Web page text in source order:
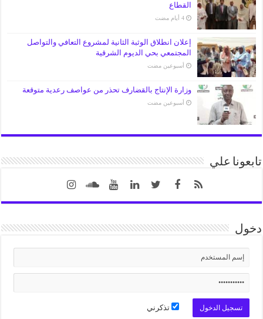
القطاع
‏4 أيام مضت
إعلان انطلاق الوثبة الثانية لمشروع التعافي والتواصل
المجتمعي بحي الديوم الشرقية
‏أسبوعين مضت
وزارة الإنتاج بالقضارف تحذر من عواصف رعدية متوقعة
‏أسبوعين مضت
تابعونا علي
دخول
تذكرني